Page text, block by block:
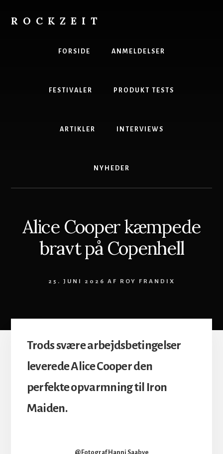
content
ROCKZEIT
FORSIDE ANMELDELSER
FESTIVALER PRODUKT TESTS
ARTIKLER INTERVIEWS
NYHEDER
Alice Cooper kæmpede
bravt på Copenhell
25. JUNI 2026 AF ROY FRANDIX
Trods svære arbejdsbetingelser
leverede Alice Cooper den
perfekte opvarmning til Iron
Maiden.
@Fotograf Hanni Saabye